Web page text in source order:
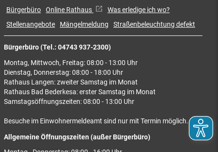
Bürgerbüro (Tel.: 04743 937-2300)
Montag, Mittwoch, Freitag: 08:00 - 13:00 Uhr
Dienstag, Donnerstag: 08:00 - 18:00 Uhr
Rathaus Langen: zweiter Samstag im Monat
Rathaus Bad Bederkesa: erster Samstag im Monat
Samstagsöffnungszeiten: 08:00 - 13:00 Uhr
Besuche im Einwohnermeldeamt sind nur mit Termin möglich.
Allgemeine Öffnungszeiten (außer Bürgerbüro)
Bürgerbüro Online Rathaus
Was erledige ich wo?
Stellenangebote
Mängelmeldung Straßenbeleuchtung defekt